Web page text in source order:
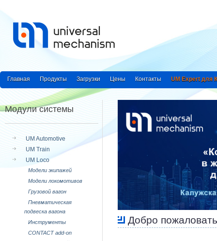
Главная Продукты Загрузки Цены Контакты UM Expert для
Модули системы
UM Automotive
UM Train
UM Loco
Модели экипажей
Модели локомотивов
Грузовой вагон
Пневматическая
подвеска вагона
Инструменты
CONTACT add-on
Добро пожаловать